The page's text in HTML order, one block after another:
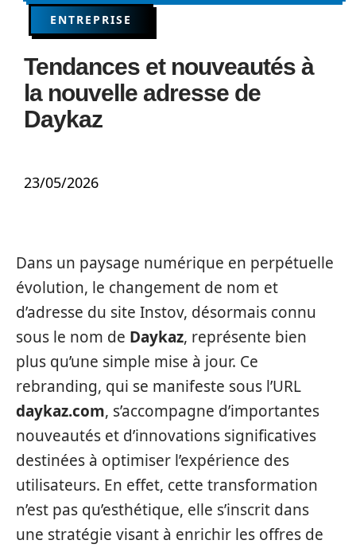
ENTREPRISE
Tendances et nouveautés à
la nouvelle adresse de
Daykaz
23/05/2026
Dans un paysage numérique en perpétuelle
évolution, le changement de nom et
d’adresse du site Instov, désormais connu
sous le nom de Daykaz, représente bien
plus qu’une simple mise à jour. Ce
rebranding, qui se manifeste sous l’URL
daykaz.com, s’accompagne d’importantes
nouveautés et d’innovations significatives
destinées à optimiser l’expérience des
utilisateurs. En effet, cette transformation
n’est pas qu’esthétique, elle s’inscrit dans
une stratégie visant à enrichir les offres de